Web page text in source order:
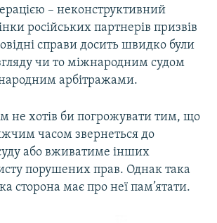
– неконструктивний
російських партнерів призвів
справи досить швидко були
чи то міжнародним судом
арбітражами.
не хотів би погрожувати тим, що
часом звернеться до
або вживатиме інших
порушених прав. Однак така
сторона має про неї пам’ятати.